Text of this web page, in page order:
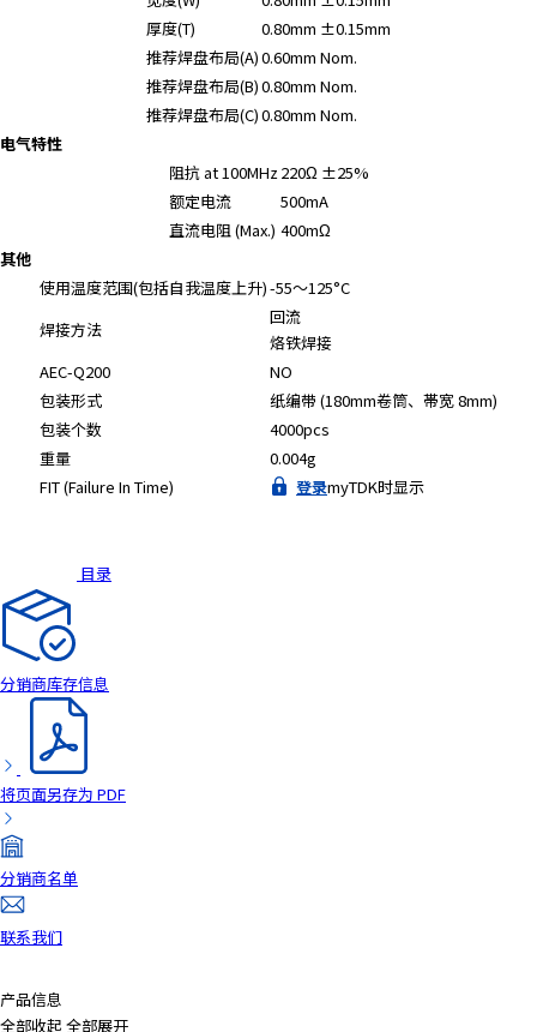
厚度(T)
0.80mm ±0.15mm
推荐焊盘布局(A)0.60mm Nom.
推荐焊盘布局(B)0.80mm Nom.
推荐焊盘布局(C)0.80mm Nom.
电气特性
阻抗 at 100MHz220Ω ±25%
额定电流
500mA
直流电阻 (Max.) 400mΩ
其他
使用温度范围(包括自我温度上升)-55～125°C
焊接方法
回流
烙铁焊接
AEC-Q200
NO
包装形式
纸编带 (180mm卷筒、帯宽 8mm)
包装个数
4000pcs
重量
0.004g
FIT (Failure In Time)
登录myTDK时显示
目录
分销商库存信息
将页面另存为 PDF
分销商名单
联系我们
产品信息
全部收起 全部展开